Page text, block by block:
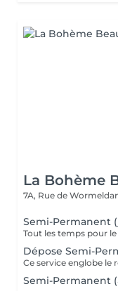
La Bohème
7A, Rue de
Semi-Permanent
Dépose Semi-
Semi-Permanent